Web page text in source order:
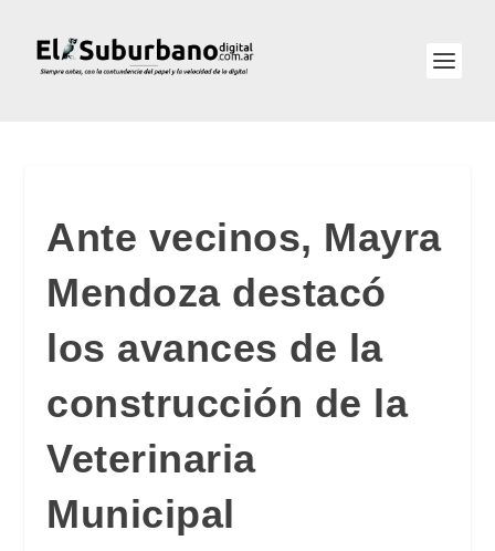
Ante vecinos, Mayra
Mendoza destacó
los avances de la
construcción de la
Veterinaria
Municipal